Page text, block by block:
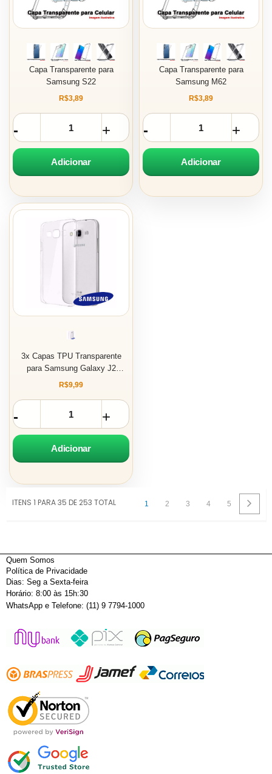
Capa Transparente para
Samsung S22
R$3,89
Adicionar
Capa Transparente para
Samsung M62
R$3,89
Adicionar
3x Capas TPU Transparente
para Samsung Galaxy J2
PRIME - G532
R$9,99
Adicionar
ITENS 1 PARA 35 DE 253 TOTAL 1 2 3 4 5
Quem Somos
Política de Privacidade
Dias: Seg a Sexta-feira
Horário: 8:00 às 15h:30
WhatsApp e Telefone: (11) 9 7794-1000